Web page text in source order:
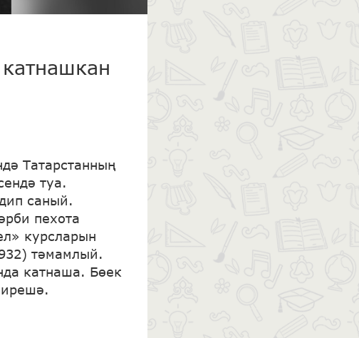
Татарстанның
туа.
саный.
пехота
курсларын
тәмамлый.
катнаша. Бөек